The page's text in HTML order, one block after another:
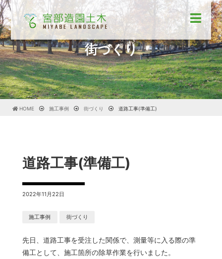
街づくり
HOME 施工事例 街づくり 道路工事(準備工)
道路工事(準備工)
2022年11月22日
施工事例 街づくり
先日、道路工事を受注した関係で、測量等に入る際の準
備工として、施工箇所の除草作業を行いました。